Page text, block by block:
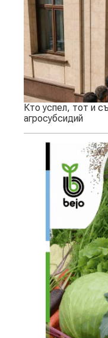
Кто успел, тот и
агросубсидий